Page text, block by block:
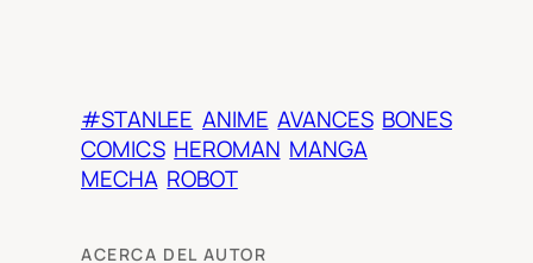
#STANLEE ANIME AVANCES BONES
COMICS HEROMAN MANGA
MECHA ROBOT
ACERCA DEL AUTOR